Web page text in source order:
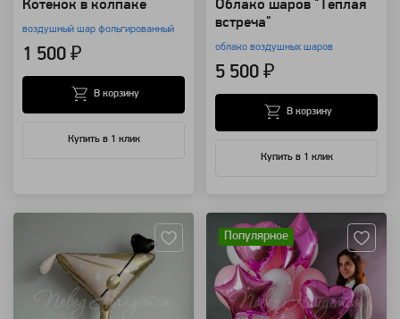
Котенок в колпаке
воздушный шар фольгированный
1 500 ₽
Купить в 1 клик
В корзину
Облако шаров "Теплая
встреча"
облако воздушных шаров
5 500 ₽
Купить в 1 клик
В корзину
Популярное